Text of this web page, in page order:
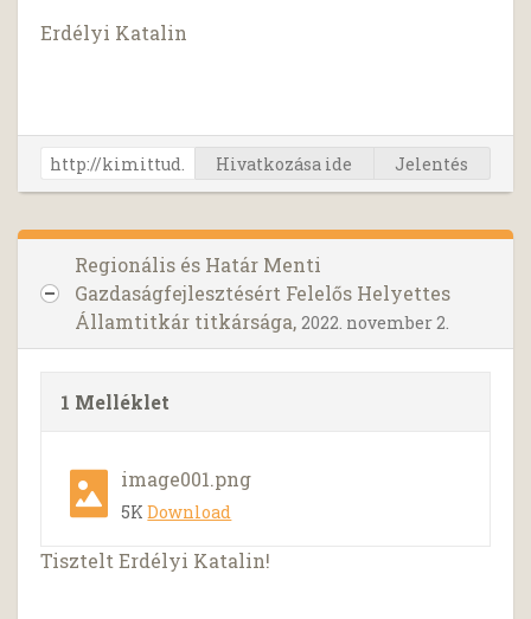
Erdélyi Katalin
Hivatkozása ide Jelentés
Regionális és Határ Menti
Gazdaságfejlesztésért Felelős Helyettes
Államtitkár titkársága, 2022. november 2.
1 Melléklet
image001.png
5KDownload
Tisztelt Erdélyi Katalin!